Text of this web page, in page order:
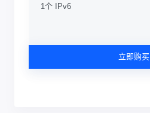
1个 IPv6
立即购买